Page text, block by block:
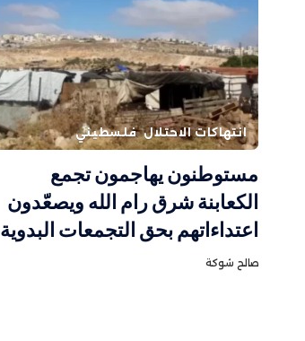
انتهاكات الاحتلال فلسطيني
مستوطنون يهاجمون تجمع
الكعابنة شرق رام الله ويصعّدون
اعتداءاتهم بحق التجمعات البدوية
صالح شوكة